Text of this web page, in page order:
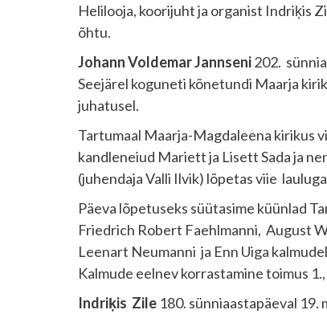
Helilooja, koorijuht ja organist Indriķis
õhtu.
Johann Voldemar Jannseni202.
Seejärel koguneti kõnetundi Maarja
juhatusel.
Tartumaal Maarja-Magdaleena kirikus
kandleneiud Mariett ja Lisett Sada ja
(juhendaja Valli Ilvik) lõpetas viie
Päeva lõpetuseks süütasime küünlad
Friedrich Robert Faehlmanni, August
Leenart Neumanni ja Enn Uiga
Kalmude eelnev korrastamine toimus 1.,
Indriķis Zile 180. sünniaastapäeval